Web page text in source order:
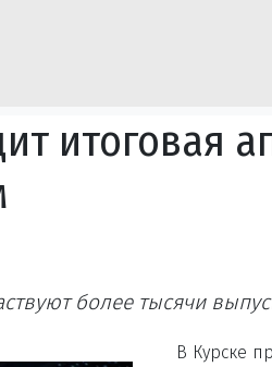
итоговая
более тысячи
В Курске